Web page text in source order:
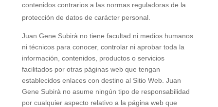
contenidos contrarios a las normas reguladoras de la
protección de datos de carácter personal.
Juan Gene Subirà no tiene facultad ni medios humanos
ni técnicos para conocer, controlar ni aprobar toda la
información, contenidos, productos o servicios
facilitados por otras páginas web que tengan
establecidos enlaces con destino al Sitio Web. Juan
Gene Subirà no asume ningún tipo de responsabilidad
por cualquier aspecto relativo a la página web que